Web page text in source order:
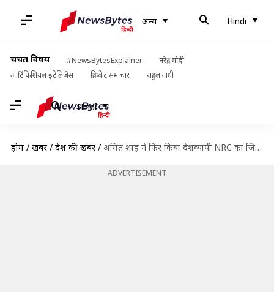
अन्य Hindi
चर्चित विषय #NewsBytesExplainer
नरेंद्र मोदी
आर्टिफिशियल इंटेलिजेंस
क्रिकेट समाचार राहुल गांधी
Hindi
होम / खबरें / देश की खबरें / अमित शाह ने फिर किया देशव्यापी NRC का जिक्र, जानिये इससे जुड़ी हर बड़ी बात
ADVERTISEMENT